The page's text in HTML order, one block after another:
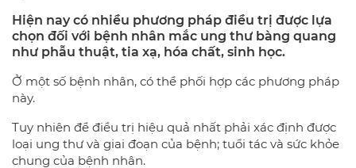
Hiện nay có nhiều phương pháp điều trị được lựa
chọn đối với bệnh nhân mắc ung thư bàng quang
như phẫu thuật, tia xạ, hóa chất, sinh học.
Ở một số bệnh nhân, có thể phối hợp các phương pháp
này.
Tuy nhiên để điều trị hiệu quả nhất phải xác định được
loại ung thư và giai đoạn của bệnh; tuổi tác và sức khỏe
chung của bệnh nhân.